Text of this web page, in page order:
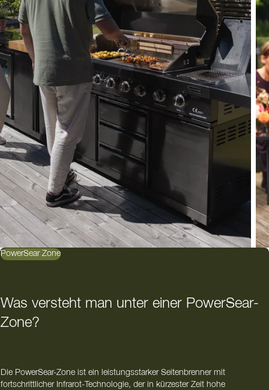
PowerSear Zone
Was versteht man unter einer PowerSear-
Zone?
Die PowerSear-Zone ist ein leistungsstarker Seitenbrenner mit
fortschrittlicher Infrarot-Technologie, der in kürzester Zeit hohe